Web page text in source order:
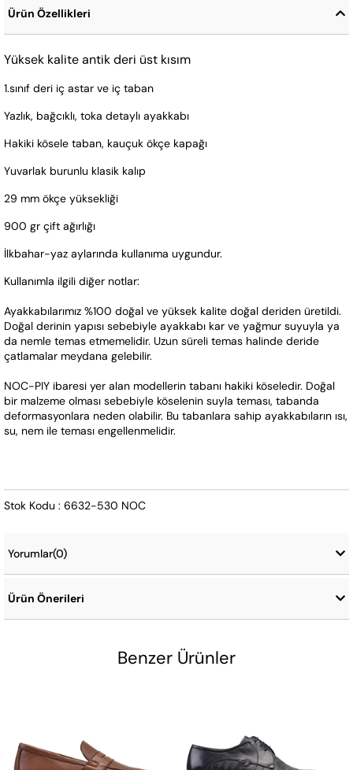
Ürün Özellikleri
Yüksek kalite antik deri üst kısım
1.sınıf deri iç astar ve iç taban
Yazlık, bağcıklı, toka detaylı ayakkabı
Hakiki kösele taban, kauçuk ökçe kapağı
Yuvarlak burunlu klasik kalıp
29 mm ökçe yüksekliği
900 gr çift ağırlığı
İlkbahar-yaz aylarında kullanıma uygundur.
Kullanımla ilgili diğer notlar:
Ayakkabılarımız %100 doğal ve yüksek kalite doğal deriden üretildi.
Doğal derinin yapısı sebebiyle ayakkabı kar ve yağmur suyuyla ya
da nemle temas etmemelidir. Uzun süreli temas halinde deride
çatlamalar meydana gelebilir.
NOC-PIY ibaresi yer alan modellerin tabanı hakiki köseledir. Doğal
bir malzeme olması sebebiyle köselenin suyla teması, tabanda
deformasyonlara neden olabilir. Bu tabanlara sahip ayakkabıların ısı,
su, nem ile teması engellenmelidir.
Stok Kodu : 6632-530 NOC
Yorumlar(0)
Ürün Önerileri
Benzer Ürünler